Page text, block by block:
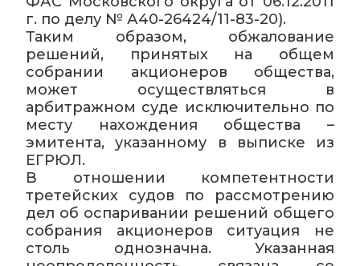
г. по делу № А40-26424/11-83-20).
Таким образом, обжалование
решений, принятых на общем
собрании акционеров общества,
может осуществляться в
арбитражном суде исключительно по
месту нахождения общества –
эмитента, указанному в выписке из
ЕГРЮЛ.
В отношении компетентности
третейских судов по рассмотрению
дел об оспаривании решений общего
собрания акционеров ситуация не
столь однозначна. Указанная